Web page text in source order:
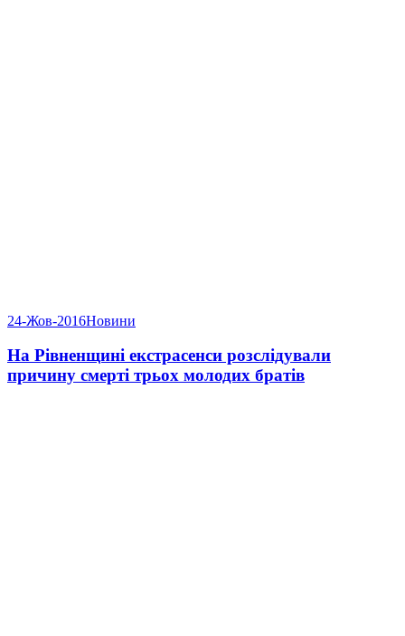
24-Жов-2016Новини
На Рівненщині екстрасенси розслідували
причину смерті трьох молодих братів